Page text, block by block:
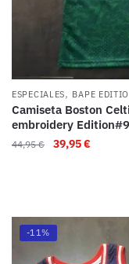
ESPECIALES, BAPE
Camiseta Boston
embroidery
44,95€ 39,95€
-11%